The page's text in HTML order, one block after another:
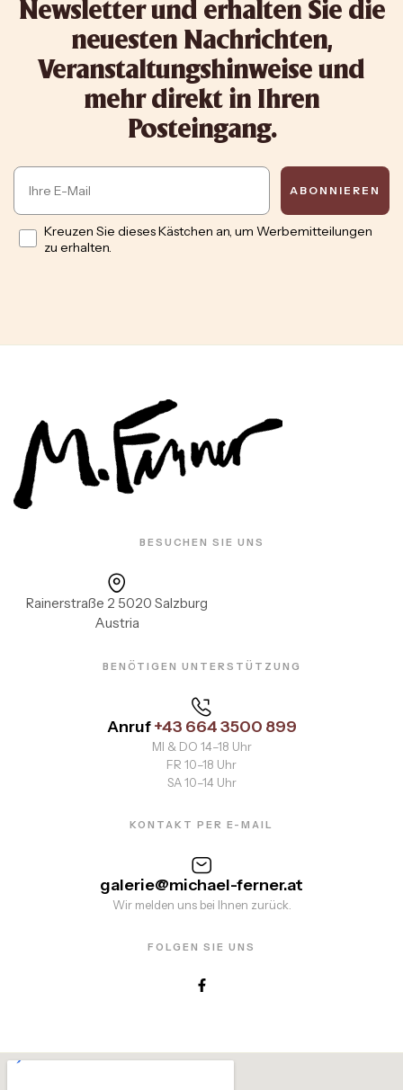
Newsletter und erhalten Sie die
neuesten Nachrichten,
Veranstaltungshinweise und
mehr direkt in Ihren
Posteingang.
Email
ABONNIEREN
Opt inKreuzen Sie dieses Kästchen an, um Werbemitteilungen
zu erhalten.
BESUCHEN SIE UNS
Rainerstraße 2 5020 Salzburg
Austria
BENÖTIGEN UNTERSTÜTZUNG
Anruf+43 664 3500 899
MI & DO 14–18 Uhr
FR 10–18 Uhr
SA 10–14 Uhr
KONTAKT PER E-MAIL
galerie@michael-ferner.at
Wir melden uns bei Ihnen zurück.
FOLGEN SIE UNS